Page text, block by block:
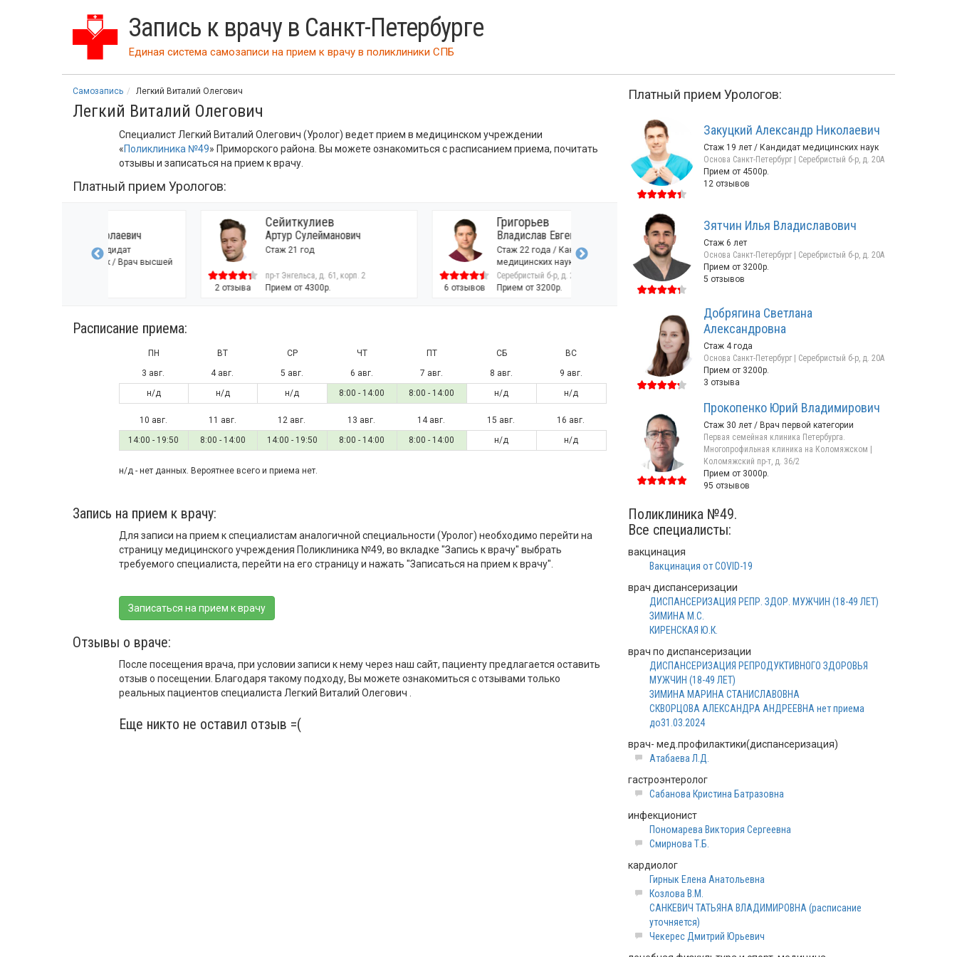
Запись к врачу в Санкт-Петербурге
Единая система самозаписи на прием к врачу в поликлиники СПБ
Самозапись Легкий Виталий Олегович
Легкий Виталий Олегович
Специалист Легкий Виталий Олегович (Уролог) ведет прием в медицинском учреждении
«Поликлиника №49» Приморского района. Вы можете ознакомиться с расписанием приема, почитать
отзывы и записаться на прием к врачу.
Платный прием Урологов:
Сейиткулиев
Артур Сулейманович
Стаж 21 год
пр-т Энгельса, д. 61, корп. 2
Прием от 4300р.
Григорьев
Владислав Евгеньевич
Стаж 22 года / Кандидат
медицинских наук / Врач высшей
категории
Серебристый б-р, д. 20А
Прием от 3200р.
Даниелян
Арам Адверович
Стаж 36 лет / Кандидат
медицинских наук / Врач высшей
категории
пр-т Энгельса, д. 27Т
Прием от 3960р.
Стаж 27 лет /
Расписание приема:
ПН ВТ СР ЧТ ПТ СБ
ВС
3 авг.
4 авг. 5 авг. 6 авг. 7 авг. 8 авг.
9 авг.
н/д
н/д н/д 8:00 - 14:00 8:00 - 14:00 н/д н/д
10 авг. 11 авг. 12 авг. 13 авг. 14 авг. 15 авг.
16 авг.
14:00 - 19:50
8:00 - 14:00 14:00 - 19:50 8:00 - 14:00 8:00 - 14:00 н/д н/д
н/д - нет данных. Вероятнее всего и приема нет.
Запись на прием к врачу:
Для записи на прием к специалистам аналогичной специальности (Уролог) необходимо перейти на
страницу медицинского учреждения Поликлиника №49, во вкладке "Запись к врачу" выбрать
требуемого специалиста, перейти на его страницу и нажать "Записаться на прием к врачу".
Записаться на прием к врачу
Отзывы о враче:
После посещения врача, при условии записи к нему через наш сайт, пациенту предлагается оставить
отзыв о посещении. Благодаря такому подходу, Вы можете ознакомиться с отзывами только
реальных пациентов специалиста Легкий Виталий Олегович .
Еще никто не оставил отзыв =(
Платный прием Урологов:
Закуцкий Александр Николаевич
Стаж 19 лет / Кандидат медицинских наук
Основа Санкт-Петербург | Серебристый б-р, д. 20А
Прием от 4500р.
12 отзывов
Зятчин Илья Владиславович
Стаж 6 лет
Основа Санкт-Петербург | Серебристый б-р, д. 20А
Прием от 3200р.
5 отзывов
Добрягина Светлана
Александровна
Стаж 4 года
Основа Санкт-Петербург | Серебристый б-р, д. 20А
Прием от 3200р.
3 отзыва
Прокопенко Юрий Владимирович
Стаж 30 лет / Врач первой категории
Первая семейная клиника Петербурга.
Многопрофильная клиника на Коломяжском |
Коломяжский пр-т, д. 36/2
Прием от 3000р.
95 отзывов
Поликлиника №49.
Все специалисты:
вакцинация
Вакцинация от COVID-19
врач диспансеризации
ДИСПАНСЕРИЗАЦИЯ РЕПР. ЗДОР. МУЖЧИН (18-49 ЛЕТ)
ЗИМИНА М.С.
КИРЕНСКАЯ Ю.К.
врач по диспансеризации
ДИСПАНСЕРИЗАЦИЯ РЕПРОДУКТИВНОГО ЗДОРОВЬЯ
МУЖЧИН (18-49 ЛЕТ)
ЗИМИНА МАРИНА СТАНИСЛАВОВНА
СКВОРЦОВА АЛЕКСАНДРА АНДРЕЕВНА нет приема
до31.03.2024
врач- мед.профилактики(диспансеризация)
Атабаева Л.Д.
гастроэнтеролог
Сабанова Кристина Батразовна
инфекционист
Пономарева Виктория Сергеевна
Смирнова Т.Б.
кардиолог
Гирнык Елена Анатольевна
Козлова В.М.
САНКЕВИЧ ТАТЬЯНА ВЛАДИМИРОВНА (расписание
уточняется)
Чекерес Дмитрий Юрьевич